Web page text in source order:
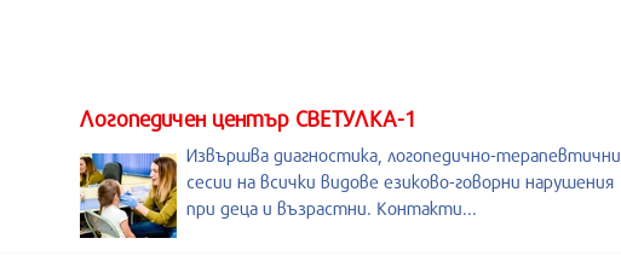
Логопедичен център СВЕТУЛКА-1
Извършва диагностика, логопедично-терапевтични
сесии на всички видове езиково-говорни нарушения
при деца и възрастни. Контакти...